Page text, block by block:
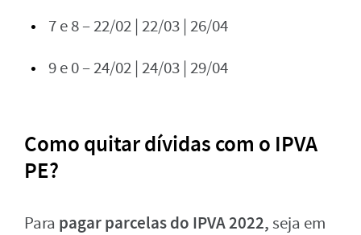
7 e 8 – 22/02 | 22/03 | 26/04
9 e 0 – 24/02 | 24/03 | 29/04
Como quitar dívidas com o IPVA
PE?
Para pagar parcelas do IPVA 2022,seja em